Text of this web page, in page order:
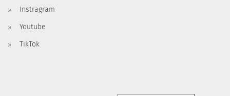
Instragram
Youtube
TikTok